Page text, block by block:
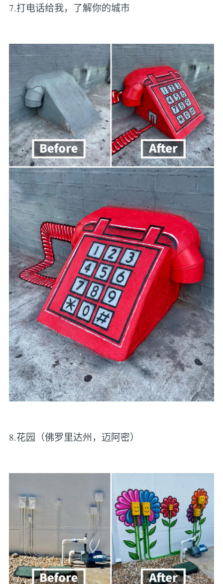
7.打电话给我，了解你的城市
8.花园（佛罗里达州，迈阿密）